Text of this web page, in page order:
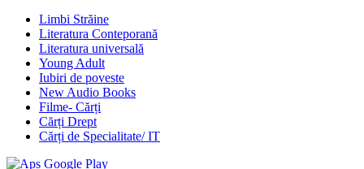
Limbi Străine
Literatura Conteporană
Literatura universală
Young Adult
Iubiri de poveste
New Audio Books
Filme- Cărți
Cărți Drept
Cărți de Specialitate/ IT